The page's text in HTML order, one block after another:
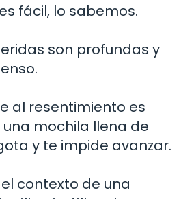
fácil, lo sabemos.
son profundas y
al resentimiento es
mochila llena de
y te impide avanzar.
contexto de una